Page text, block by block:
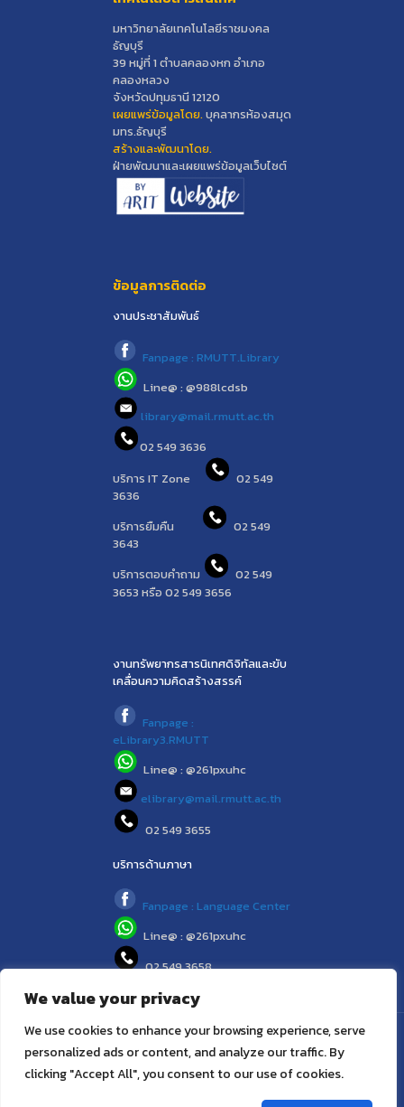
We value your privacy
We use cookies to enhance your browsing experience, serve
personalized ads or content, and analyze our traffic. By
clicking "Accept All", you consent to our use of cookies.
มหาวิทยาลัยเทคโนโลยีราชมงคล
ธัญบุรี
39 หมู่ที่ 1 ตำบลคลองหก อำเภอ
คลองหลวง
จังหวัดปทุมธานี 12120
เผยแพร่ข้อมูลโดย.บุคลากรห้องสมุด
มทร.ธัญบุรี
สร้างและพัฒนาโดย.
ฝ่ายพัฒนาและเผยแพร่ข้อมูลเว็บไซต์
ข้อมูลการติดต่อ
งานประชาสัมพันธ์
Fanpage : RMUTT.Library
Line@ : @988lcdsb
library@mail.rmutt.ac.th
02 549 3636
บริการ IT Zone
02 549
3636
บริการยืมคืน
02 549
3643
บริการตอบคำถาม
02 549
3653 หรือ 02 549 3656
งานทรัพยากรสารนิเทศดิจิทัลและขับ
เคลื่อนความคิดสร้างสรรค์
Fanpage :
eLibrary3.RMUTT
Line@ : @261pxuhc
elibrary@mail.rmutt.ac.th
02 549 3655
บริการด้านภาษา
Fanpage : Language Center
Line@ : @261pxuhc
02 549 3658
© 2021 (www.library.rmutt.ac.th) RMUTT LIBRARY : ห้องสมุด
สำนักวิทยบริการและเทคโนโลยีสารสนเทศ มทร.ธัญบุรี